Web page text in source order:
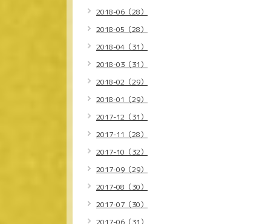
2018-06（28）
2018-05（28）
2018-04（31）
2018-03（31）
2018-02（29）
2018-01（29）
2017-12（31）
2017-11（28）
2017-10（32）
2017-09（29）
2017-08（30）
2017-07（30）
2017-06（31）